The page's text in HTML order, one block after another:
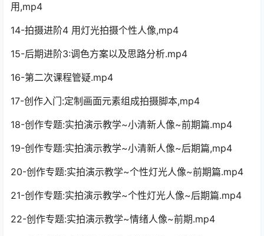
用,mp4
14-拍摄进阶4 用灯光拍摄个性人像,mp4
15-后期进阶3:调色方案以及思路分析.mp4
16-第二次课程管疑.mp4
17-创作入门:定制画面元素组成拍摄脚本,mp4
18-创作专题:实拍演示教学~小清新人像~前期篇.mp4
19-创作专题:实拍演示教学~小清新人像~后期篇,mp4
20-创作专题:实拍演示教学~个性灯光人像~前期篇.mp4
21-创作专题:实拍演示教学~个性灯光人像~后期篇.mp4
22-创作专题:实拍演示教学~情绪人像~前期.mp4